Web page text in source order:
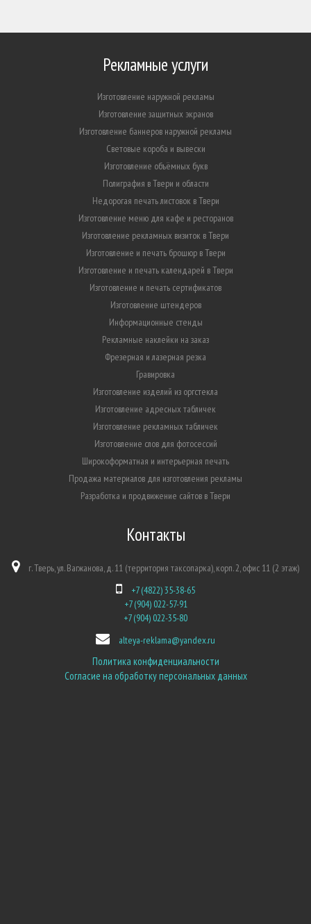
Рекламные услуги
Изготовление наружной рекламы
Изготовление защитных экранов
Изготовление баннеров наружной рекламы
Световые короба и вывески
Изготовление объёмных букв
Полиграфия в Твери и области
Недорогая печать листовок в Твери
Изготовление меню для кафе и ресторанов
Изготовление рекламных визиток в Твери
Изготовление и печать брошюр в Твери
Изготовление и печать календарей в Твери
Изготовление и печать сертификатов
Изготовление штендеров
Информационные стенды
Рекламные наклейки на заказ
Фрезерная и лазерная резка
Гравировка
Изготовление изделий из оргстекла
Изготовление адресных табличек
Изготовление рекламных табличек
Изготовление слов для фотосессий
Широкоформатная и интерьерная печать
Продажа материалов для изготовления рекламы
Разработка и продвижение сайтов в Твери
Контакты
г. Тверь, ул. Вагжанова, д. 11 (территория таксопарка), корп. 2, офис 11 (2 этаж)
+7 (4822) 35-38-65
+7 (904) 022-57-91
+7 (904) 022-35-80
alteya-reklama@yandex.ru
Политика конфиденциальности
Согласие на обработку персональных данных